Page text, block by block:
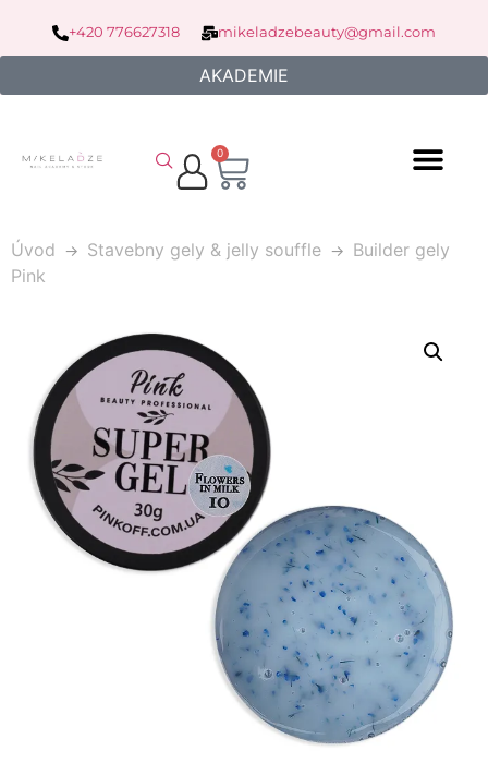
+420 776627318 mikeladzebeauty@gmail.com
AKADEMIE
0
Úvod Stavebny gely & jelly souffle
Builder gely
Pink